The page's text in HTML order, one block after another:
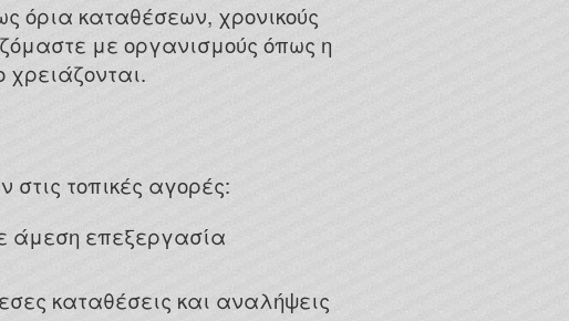
όρια καταθέσεων, χρονικούς
με οργανισμούς όπως η
χρειάζονται.
τοπικές αγορές:
άμεση επεξεργασία
καταθέσεις και αναλήψεις